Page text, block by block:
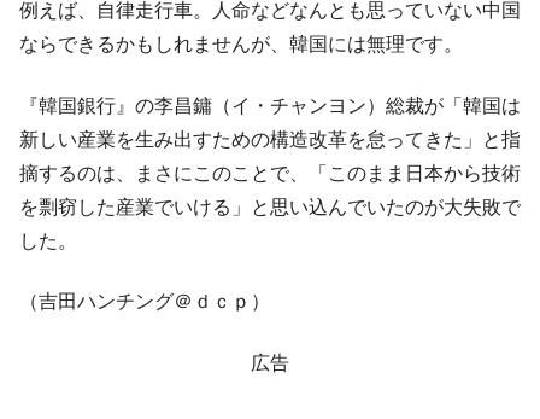
例えば、自律走行車。人命などなんとも思っていない中国
ならできるかもしれませんが、韓国には無理です。
『韓国銀行』の李昌鏞（イ・チャンヨン）総裁が「韓国は
新しい産業を生み出すための構造改革を怠ってきた」と指
摘するのは、まさにこのことで、「このまま日本から技術
を剽窃した産業でいける」と思い込んでいたのが大失敗で
した。
（吉田ハンチング＠ｄｃｐ）
広告